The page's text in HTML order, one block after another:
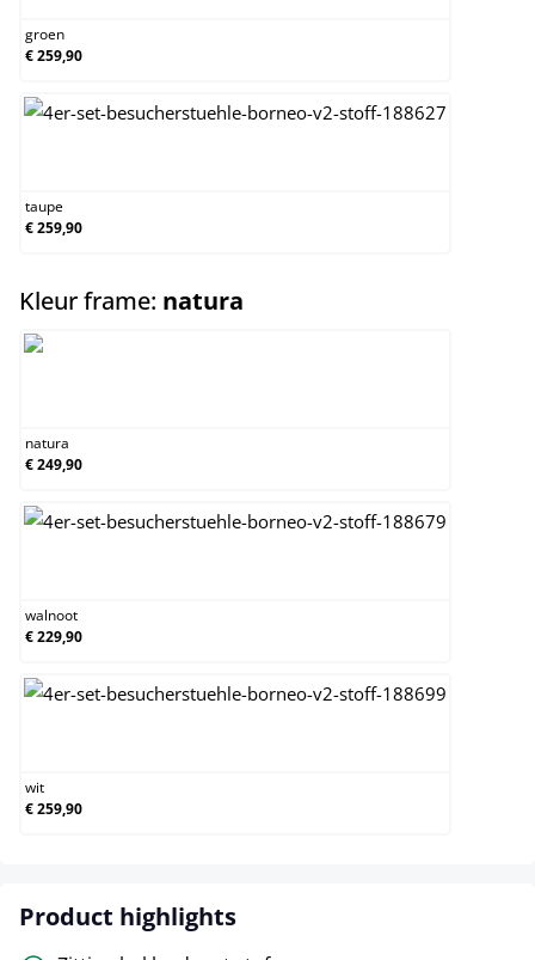
groen
€ 259,90
taupe
€ 259,90
Kleur frame: natura
natura
€ 249,90
walnoot
€ 229,90
wit
€ 259,90
Product highlights